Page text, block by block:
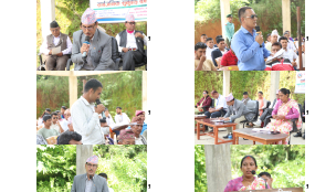
,
,
,